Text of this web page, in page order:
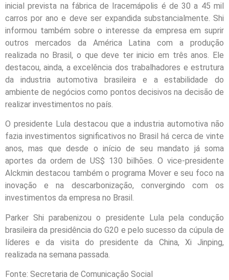
inicial prevista na fábrica de Iracemápolis é de 30 a 45 mil
carros por ano e deve ser expandida substancialmente. Shi
informou também sobre o interesse da empresa em suprir
outros mercados da América Latina com a produção
realizada no Brasil, o que deve ter inicio em três anos. Ele
destacou, ainda, a excelência dos trabalhadores e estrutura
da industria automotiva brasileira e a estabilidade do
ambiente de negócios como pontos decisivos na decisão de
realizar investimentos no país.
O presidente Lula destacou que a industria automotiva não
fazia investimentos significativos no Brasil há cerca de vinte
anos, mas que desde o início de seu mandato já soma
aportes da ordem de US$ 130 bilhões. O vice-presidente
Alckmin destacou também o programa Mover e seu foco na
inovação e na descarbonização, convergindo com os
investimentos da empresa no Brasil.
Parker Shi parabenizou o presidente Lula pela condução
brasileira da presidência do G20 e pelo sucesso da cúpula de
líderes e da visita do presidente da China, Xi Jinping,
realizada na semana passada.
Fonte: Secretaria de Comunicação Social